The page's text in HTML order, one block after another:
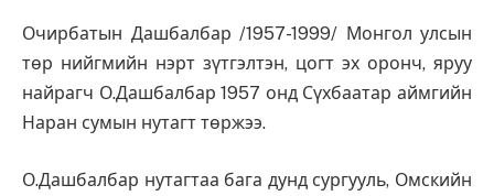
Очирбатын Дашбалбар /1957-1999/ Монгол улсын
төр нийгмийн нэрт зүтгэлтэн, цогт эх оронч, яруу
найрагч О.Дашбалбар 1957 онд Сүхбаатар аймгийн
Наран сумын нутагт төржээ.
О.Дашбалбар нутагтаа бага дунд сургууль, Омскийн